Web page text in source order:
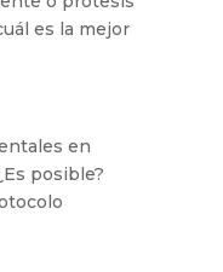
es la mejor
en
posible?